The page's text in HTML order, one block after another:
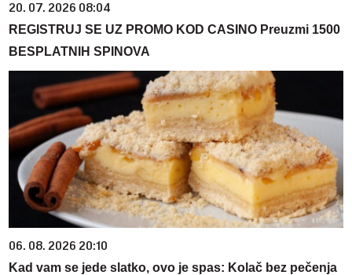
20. 07. 2026 08:04
REGISTRUJ SE UZ PROMO KOD CASINO Preuzmi 1500
BESPLATNIH SPINOVA
06. 08. 2026 20:10
Kad vam se jede slatko, ovo je spas: Kolač bez pečenja